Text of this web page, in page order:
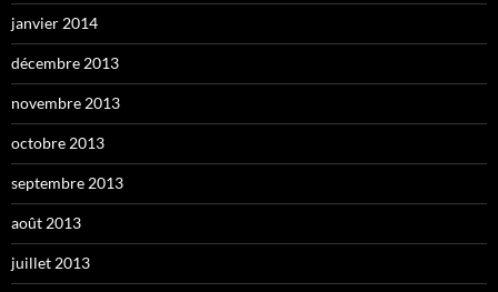
janvier 2014
décembre 2013
novembre 2013
octobre 2013
septembre 2013
août 2013
juillet 2013